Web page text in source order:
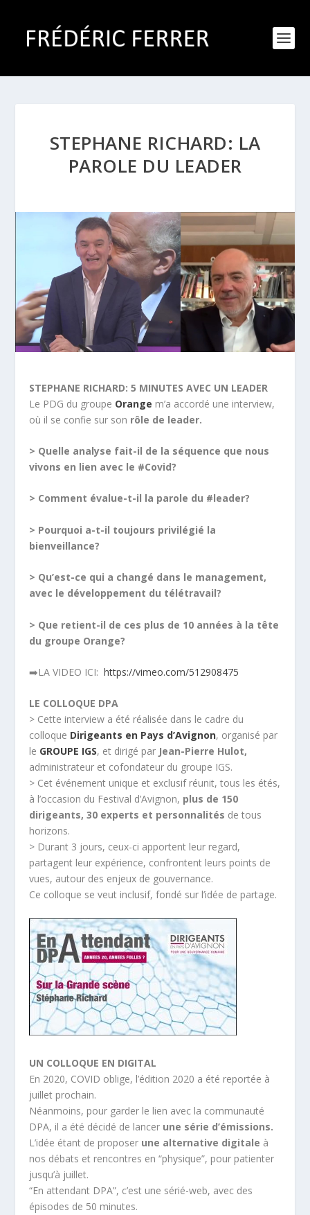
STEPHANE RICHARD: LA
PAROLE DU LEADER
STEPHANE RICHARD: 5 MINUTES AVEC UN LEADER
Le PDG du groupe Orange m’a accordé une interview,
où il se confie sur son rôle de leader.
> Quelle analyse fait-il de la séquence que nous
vivons en lien avec le #Covid?
> Comment évalue-t-il la parole du #leader?
> Pourquoi a-t-il toujours privilégié la
bienveillance?
> Qu’est-ce qui a changé dans le management,
avec le développement du télétravail?
> Que retient-il de ces plus de 10 années à la tête
du groupe Orange?
➡️LA VIDEO ICI:https://vimeo.com/512908475
LE COLLOQUE DPA
> Cette interview a été réalisée dans le cadre du
colloque Dirigeants en Pays d’Avignon, organisé par
le GROUPE IGS, et dirigé par Jean-Pierre Hulot,
administrateur et cofondateur du groupe IGS.
> Cet événement unique et exclusif réunit, tous les étés,
à l’occasion du Festival d’Avignon, plus de 150
dirigeants, 30 experts et personnalités de tous
horizons.
> Durant 3 jours, ceux-ci apportent leur regard,
partagent leur expérience, confrontent leurs points de
vues, autour des enjeux de gouvernance.
Ce colloque se veut inclusif, fondé sur l’idée de partage.
UN COLLOQUE EN DIGITAL
En 2020, COVID oblige, l’édition 2020 a été reportée à
juillet prochain.
Néanmoins, pour garder le lien avec la communauté
DPA, il a été décidé de lancer une série d’émissions.
L’idée étant de proposer une alternative digitale à
nos débats et rencontres en “physique”, pour patienter
jusqu’à juillet.
“En attendant DPA”, c’est une sérié-web, avec des
épisodes de 50 minutes.